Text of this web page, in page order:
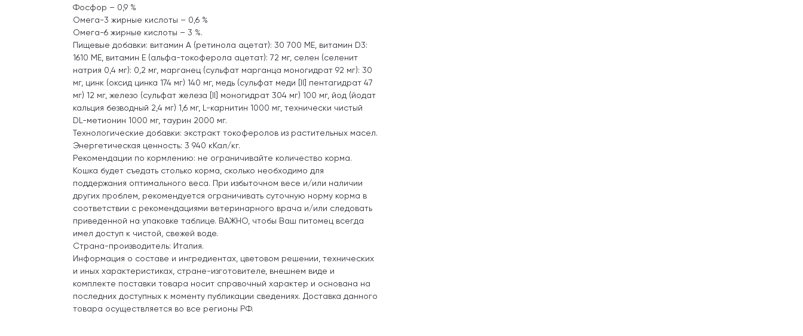
Фосфор – 0,9 %
Омега-3 жирные кислоты – 0,6 %
Омега-6 жирные кислоты – 3 %.
Пищевые добавки: витамин A (ретинола ацетат): 30 700 МЕ, витамин D3:
1610 МЕ, витамин Е (альфа-токоферола ацетат): 72 мг, селен (селенит
натрия 0,4 мг): 0,2 мг, марганец (сульфат марганца моногидрат 92 мг): 30
мг, цинк (оксид цинка 174 мг) 140 мг, медь (сульфат меди [II] пентагидрат 47
мг) 12 мг, железо (сульфат железа [II] моногидрат 304 мг) 100 мг, йод (йодат
кальция безводный 2,4 мг) 1,6 мг, L-карнитин 1000 мг, технически чистый
DL-метионин 1000 мг, таурин 2000 мг.
Технологические добавки: экстракт токоферолов из растительных масел.
Энергетическая ценность: 3 940 кКал/кг.
Рекомендации по кормлению: не ограничивайте количество корма.
Кошка будет съедать столько корма, сколько необходимо для
поддержания оптимального веса. При избыточном весе и/или наличии
других проблем, рекомендуется ограничивать суточную норму корма в
соответствии с рекомендациями ветеринарного врача и/или следовать
приведенной на упаковке таблице. ВАЖНО, чтобы Ваш питомец всегда
имел доступ к чистой, свежей воде.
Страна-производитель: Италия.
Информация о составе и ингредиентах, цветовом решении, технических
и иных характеристиках, стране-изготовителе, внешнем виде и
комплекте поставки товара носит справочный характер и основана на
последних доступных к моменту публикации сведениях. Доставка данного
товара осуществляется во все регионы РФ.